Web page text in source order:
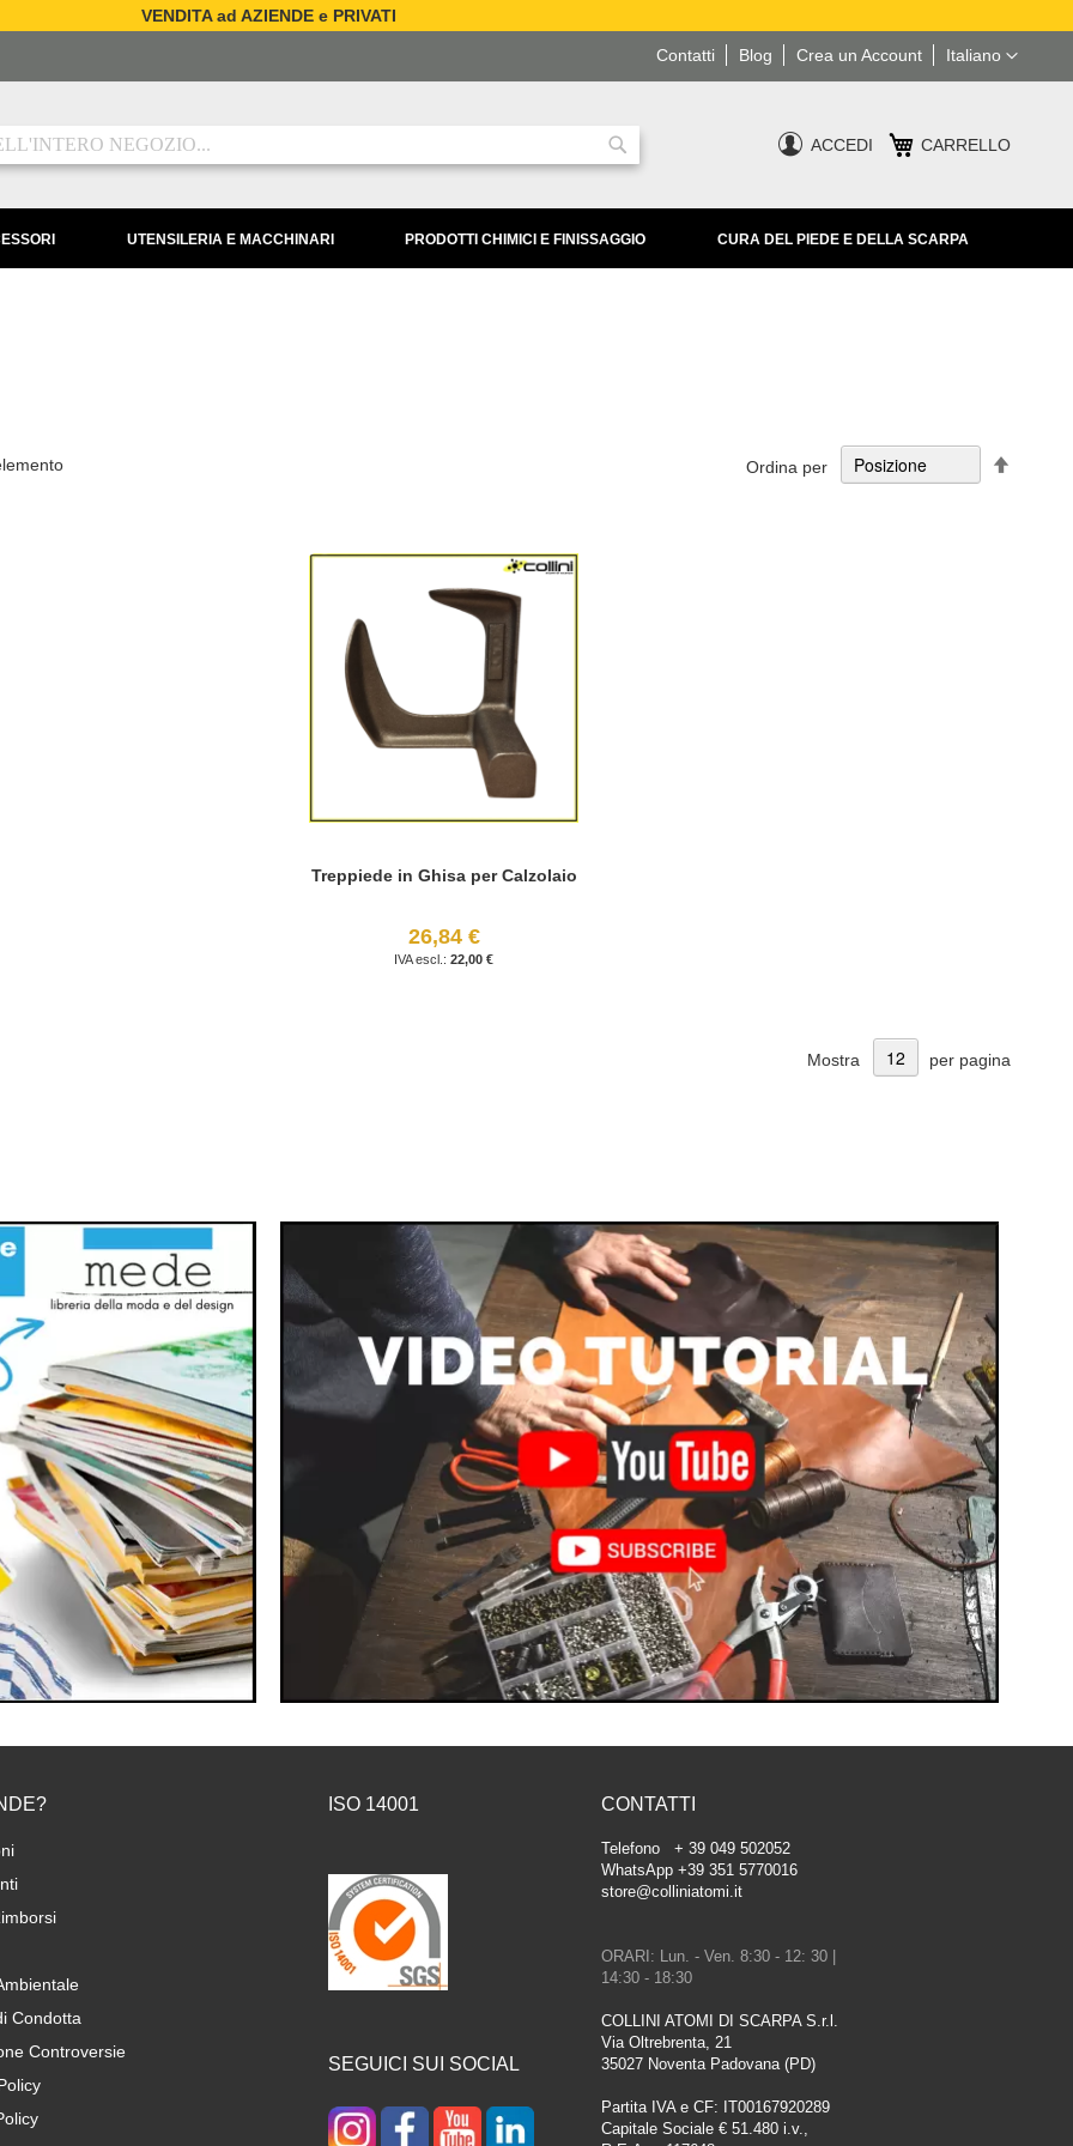
VENDITA ad AZIENDE e PRIVATI
Lingua
Italiano
Blog Crea un Account
Contatti
Ricerca
ACCEDI CARRELLO
UTENSILERIA E MACCHINARI PRODOTTI CHIMICI E FINISSAGGIO CURA DEL PIEDE E DELLA SCARPA
Ordina per
Treppiede in Ghisa per Calzolaio
26,84 €
22,00 €
Mostra per pagina
Condotta
Controversie
ISO 14001
SEGUICI SUI SOCIAL
CONTATTI
Telefono + 39 049 502052
WhatsApp +39 351 5770016
store@colliniatomi.it
ORARI: Lun. - Ven. 8:30 - 12: 30 |
14:30 - 18:30
COLLINI ATOMI DI SCARPA S.r.l.
Via Oltrebrenta, 21
35027 Noventa Padovana (PD)
Partita IVA e CF: IT00167920289
Capitale Sociale € 51.480 i.v.,